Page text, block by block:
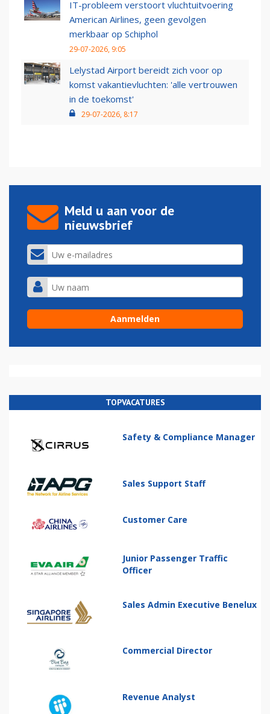
IT-probleem verstoort vluchtuitvoering
American Airlines, geen gevolgen
merkbaar op Schiphol
29-07-2026, 9:05
Lelystad Airport bereidt zich voor op
komst vakantievluchten: 'alle vertrouwen
in de toekomst'
29-07-2026, 8:17
Meld u aan voor de
nieuwsbrief
TOPVACATURES
Safety & Compliance Manager
Sales Support Staff
Customer Care
Junior Passenger Traffic
Officer
Sales Admin Executive Benelux
Commercial Director
Revenue Analyst